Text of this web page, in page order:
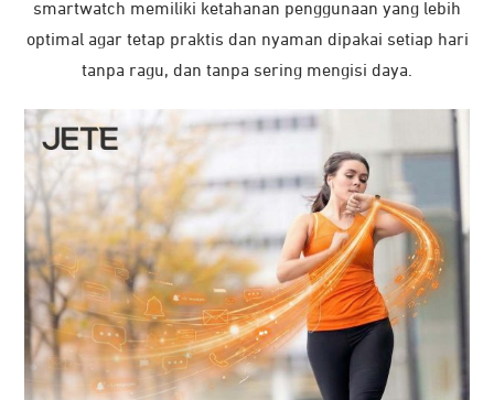
smartwatch memiliki ketahanan penggunaan yang lebih
optimal agar tetap praktis dan nyaman dipakai setiap hari
tanpa ragu, dan tanpa sering mengisi daya.